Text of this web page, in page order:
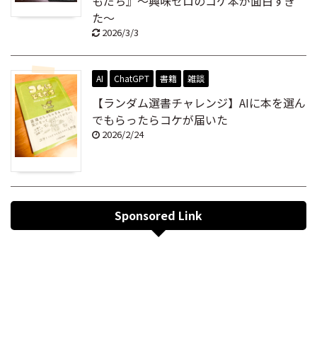
た～
2026/3/3
AI ChatGPT 書籍 雑談
【ランダム選書チャレンジ】AIに本を選ん
でもらったらコケが届いた
2026/2/24
Sponsored Link